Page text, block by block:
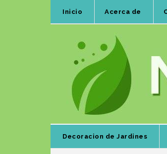
Inicio Acerca de
Decoracion de Jardines